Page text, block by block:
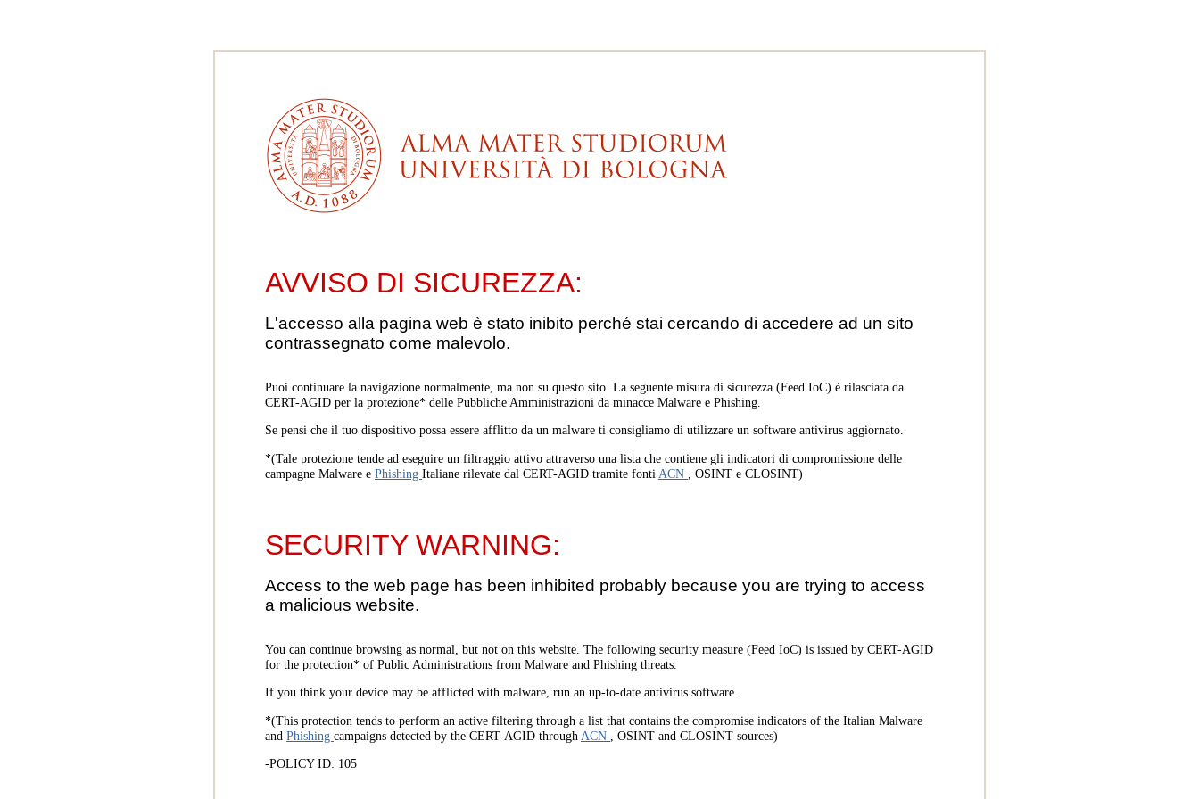
AVVISO DI SICUREZZA:
L'accesso alla pagina web è stato inibito perché stai cercando di accedere ad un sito
contrassegnato come malevolo.
Puoi continuare la navigazione normalmente, ma non su questo sito. La seguente misura di sicurezza (Feed IoC) è rilasciata da
CERT-AGID per la protezione* delle Pubbliche Amministrazioni da minacce Malware e Phishing.
Se pensi che il tuo dispositivo possa essere afflitto da un malware ti consigliamo di utilizzare un software antivirus aggiornato.
*(Tale protezione tende ad eseguire un filtraggio attivo attraverso una lista che contiene gli indicatori di compromissione delle
campagne Malware e Phishing Italiane rilevate dal CERT-AGID tramite fonti ACN , OSINT e CLOSINT)
SECURITY WARNING:
Access to the web page has been inhibited probably because you are trying to access
a malicious website.
You can continue browsing as normal, but not on this website. The following security measure (Feed IoC) is issued by CERT-AGID
for the protection* of Public Administrations from Malware and Phishing threats.
If you think your device may be afflicted with malware, run an up-to-date antivirus software.
*(This protection tends to perform an active filtering through a list that contains the compromise indicators of the Italian Malware
and Phishing campaigns detected by the CERT-AGID through ACN
, OSINT and CLOSINT sources)
-POLICY ID: 105